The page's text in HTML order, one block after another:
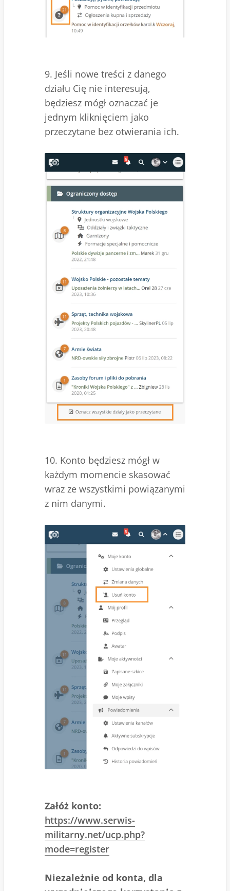
9. Jeśli nowe treści z danego
działu Cię nie interesują,
będziesz mógł oznaczać je
jednym kliknięciem jako
przeczytane bez otwierania ich.
10. Konto będziesz mógł w
każdym momencie skasować
wraz ze wszystkimi powiązanymi
z nim danymi.
Załóż konto:
https://www.serwis-
militarny.net/ucp.php?
mode=register
Niezależnie od konta, dla